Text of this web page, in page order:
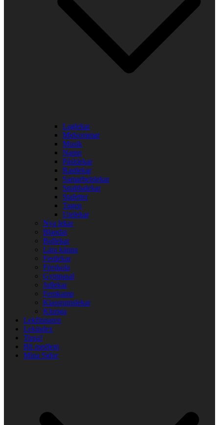
Laglekar
Midsommar
Musik
Namn
Påsklekar
Rastlekar
Samarbetslekar
Snabbalekar
Stafetter
Tagen
Utelekar
Nya lekar
Blandat
Bollekar
Lära känna
Festlekar
Förskola
Gympasal
Jullekar
Femkamp
Klassrumslekar
Kluriga
Lekfinnaren
Lekindex
Tipsa!
Bli medlem
Mina Sidor